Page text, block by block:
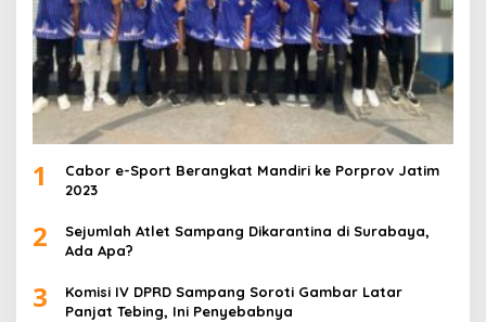
1
Cabor e-Sport Berangkat Mandiri ke Porprov Jatim
2023
2
Sejumlah Atlet Sampang Dikarantina di Surabaya,
Ada Apa?
3
Komisi IV DPRD Sampang Soroti Gambar Latar
Panjat Tebing, Ini Penyebabnya